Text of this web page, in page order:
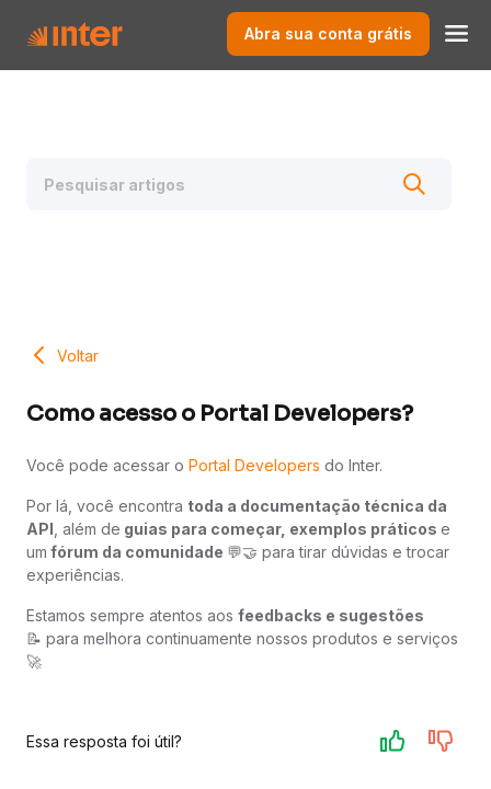
Abra sua conta grátis
Voltar
Como acesso o Portal Developers?
Você pode acessar o Portal Developers do Inter.
Por lá, você encontra toda a documentação técnica da
API , além de guias para começar, exemplos práticos e
um fórum da comunidade 💬🤝 para tirar dúvidas e trocar
experiências.
Estamos sempre atentos aos feedbacks e sugestões
📝 para melhora continuamente nossos produtos e serviços
🚀
Essa resposta foi útil?